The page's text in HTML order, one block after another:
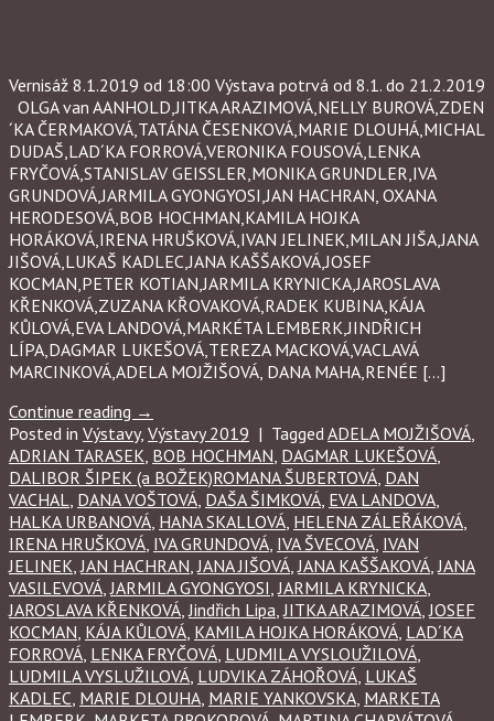
Vernisáž 8.1.2019 od 18:00 Výstava potrvá od 8.1. do 21.2.2019
OLGA van AANHOLD,JITKA ARAZIMOVÁ,NELLY BUROVÁ,ZDEN
´KA ČERMAKOVÁ,TATÁNA ČESENKOVÁ,MARIE DLOUHÁ,MICHAL
DUDAŠ,LAD´KA FORROVÁ,VERONIKA FOUSOVÁ,LENKA
FRYČOVÁ,STANISLAV GEISSLER,MONIKA GRUNDLER,IVA
GRUNDOVÁ,JARMILA GYONGYOSI,JAN HACHRAN, OXANA
HERODESOVÁ,BOB HOCHMAN,KAMILA HOJKA
HORÁKOVÁ,IRENA HRUŠKOVÁ,IVAN JELINEK,MILAN JIŠA,JANA
JIŠOVÁ,LUKAŠ KADLEC,JANA KAŠŠAKOVÁ,JOSEF
KOCMAN,PETER KOTIAN,JARMILA KRYNICKA,JAROSLAVA
KŘENKOVÁ,ZUZANA KŘOVAKOVÁ,RADEK KUBINA,KÁJA
KŮLOVÁ,EVA LANDOVÁ,MARKÉTA LEMBERK,JINDŘICH
LÍPA,DAGMAR LUKEŠOVÁ,TEREZA MACKOVÁ,VACLAVÁ
MARCINKOVÁ,ADELA MOJŽIŠOVÁ, DANA MAHA,RENÉE […]
Continue reading →
Posted in Výstavy, Výstavy 2019 | Tagged ADELA MOJŽIŠOVÁ
ADRIAN TARASEK BOB HOCHMAN DAGMAR LUKEŠOVÁ
DALIBOR ŠIPEK (a BOŽEK)ROMANA ŠUBERTOVÁ DAN
VACHAL DANA VOŠTOVÁ DAŠA ŠIMKOVÁ EVA LANDOVA
HALKA URBANOVÁ HANA SKALLOVÁ HELENA ZÁLEŘÁKOVÁ
IRENA HRUŠKOVÁ IVA GRUNDOVÁ IVA ŠVECOVÁ IVAN
JELINEK JAN HACHRAN JANA JIŠOVÁ JANA KAŠŠAKOVÁ JANA
VASILEVOVÁ JARMILA GYONGYOSI JARMILA KRYNICKA
JAROSLAVA KŘENKOVÁ Jindřich Lipa JITKA ARAZIMOVÁ JOSEF
KOCMAN KÁJA KŮLOVÁ KAMILA HOJKA HORÁKOVÁ LAD´KA
FORROVÁ LENKA FRYČOVÁ LUDMILA VYSLOUŽILOVÁ
LUDMILA VYSLUŽILOVÁ LUDVIKA ZÁHOŘOVÁ LUKAŠ
KADLEC MARIE DLOUHA MARIE YANKOVSKA MARKETA